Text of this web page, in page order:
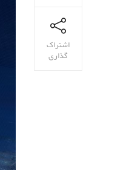
اشتراک
گذاری